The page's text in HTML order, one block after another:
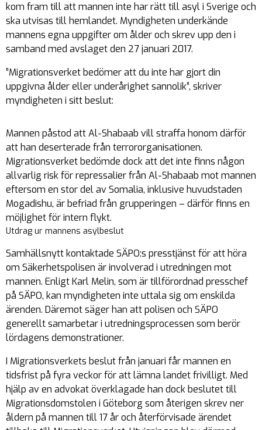
kom fram till att mannen inte har rätt till asyl i Sverige och
ska utvisas till hemlandet. Myndigheten underkände
mannens egna uppgifter om ålder och skrev upp den i
samband med avslaget den 27 januari 2017.
”Migrationsverket bedömer att du inte har gjort din
uppgivna ålder eller underårighet sannolik”, skriver
myndigheten i sitt beslut:
Mannen påstod att Al-Shabaab vill straffa honom därför
att han deserterade från terrororganisationen.
Migrationsverket bedömde dock att det inte finns någon
allvarlig risk för repressalier från Al-Shabaab mot mannen
eftersom en stor del av Somalia, inklusive huvudstaden
Mogadishu, är befriad från grupperingen – därför finns en
möjlighet för intern flykt.
Utdrag ur mannens asylbeslut
Samhällsnytt kontaktade SÄPO:s presstjänst för att höra
om Säkerhetspolisen är involverad i utredningen mot
mannen. Enligt Karl Melin, som är tillförordnad presschef
på SÄPO, kan myndigheten inte uttala sig om enskilda
ärenden. Däremot säger han att polisen och SÄPO
generellt samarbetar i utredningsprocessen som berör
lördagens demonstrationer.
I Migrationsverkets beslut från januari får mannen en
tidsfrist på fyra veckor för att lämna landet frivilligt. Med
hjälp av en advokat överklagade han dock beslutet till
Migrationsdomstolen i Göteborg som återigen skrev ner
åldern på mannen till 17 år och återförvisade ärendet